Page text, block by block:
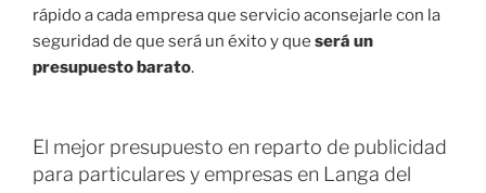
rápido a cada empresa que servicio aconsejarle con la
seguridad de que será un éxito y que será un
presupuesto barato.
El mejor presupuesto en reparto de publicidad
para particulares y empresas en Langa del